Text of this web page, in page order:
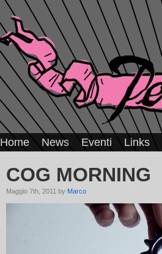
Home News Eventi Links
COG MORNING
Maggio 7th, 2011 by Marco